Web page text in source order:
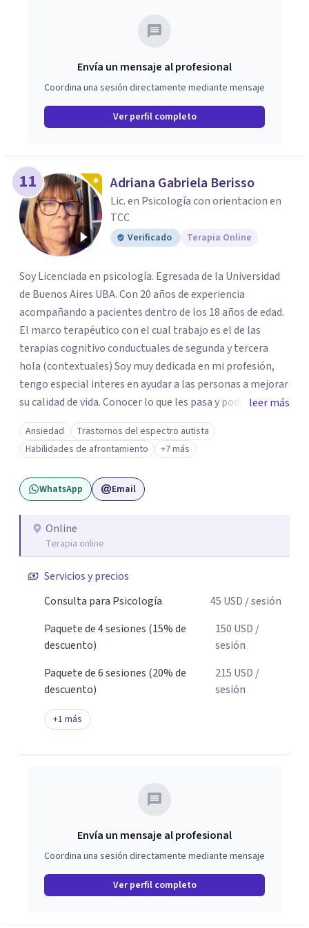
Envía un mensaje al profesional
Coordina una sesión directamente mediante mensaje
Ver perfil completo
11 Adriana Gabriela Berisso
Lic. en Psicología con orientacion en
TCC
Verificado Terapia Online
Soy Licenciada en psicología. Egresada de la Universidad
de Buenos Aires UBA. Con 20 años de experiencia
acompañando a pacientes dentro de los 18 años de edad.
El marco terapéutico con el cual trabajo es el de las
terapias cognitivo conductuales de segunda y tercera
hola (contextuales) Soy muy dedicada en mi profesión,
tengo especial interes en ayudar a las personas a mejorar
su calidad de vida. Conocer lo que les pasa y poder trabajar
en ello brindando las herramientas necesarias. Hay
momentos en la vida por los cuales atravezamos por
estados de ansiedad, depresión o estrés, es alli donde no
encontramos o nos parece no tener recursos para
afrontarlos, pareciera que no hay salida. Dentro de esta
es la que ha presentado mayores evidencias epíricas en la
solución de estos cuadros con resultados muy buenos y
acompañarte. Si estás buscando un espacio de
acompañamiento profesional en español, escríbeme y
leer más
Ansiedad
Trastornos del espectro autista
Habilidades de afrontamiento
+7 más
WhatsApp Email
Online
Terapia online
Servicios y precios
Consulta para Psicología
45 USD / sesión
Paquete de 4 sesiones (15% de
descuento)
150 USD /
sesión
Paquete de 6 sesiones (20% de
descuento)
215 USD /
sesión
+1 más
Envía un mensaje al profesional
Coordina una sesión directamente mediante mensaje
Ver perfil completo